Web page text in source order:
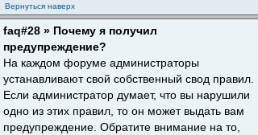
Вернуться наверх
faq#28 » Почему я получил
предупреждение?
На каждом форуме администраторы
устанавливают свой собственный свод правил.
Если администратор думает, что вы нарушили
одно из этих правил, то он может выдать вам
предупреждение. Обратите внимание на то,